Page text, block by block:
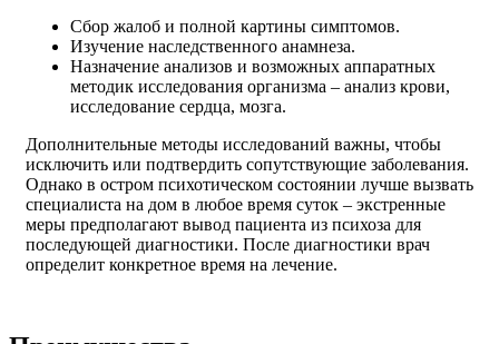
Сбор жалоб и полной картины симптомов.
Изучение наследственного анамнеза.
Назначение анализов и возможных аппаратных
методик исследования организма – анализ крови,
исследование сердца, мозга.
Дополнительные методы исследований важны, чтобы
исключить или подтвердить сопутствующие заболевания.
Однако в остром психотическом состоянии лучше вызвать
специалиста на дом в любое время суток – экстренные
меры предполагают вывод пациента из психоза для
последующей диагностики. После диагностики врач
определит конкретное время на лечение.